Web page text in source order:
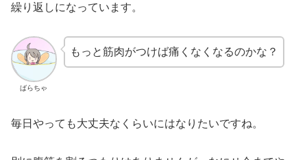
繰り返しになっています。
ばらちゃ
もっと筋肉がつけば痛くなくなるのかな？
毎日やっても大丈夫なくらいにはなりたいですね。